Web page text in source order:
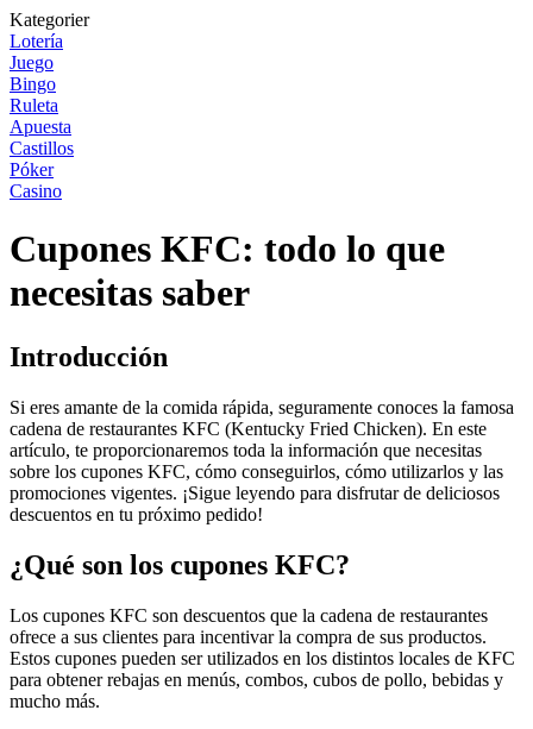
Kategorier
Lotería
Juego
Bingo
Ruleta
Apuesta
Castillos
Póker
Casino
Cupones KFC: todo lo que
necesitas saber
Introducción
Si eres amante de la comida rápida, seguramente conoces la famosa
cadena de restaurantes KFC (Kentucky Fried Chicken). En este
artículo, te proporcionaremos toda la información que necesitas
sobre los cupones KFC, cómo conseguirlos, cómo utilizarlos y las
promociones vigentes. ¡Sigue leyendo para disfrutar de deliciosos
descuentos en tu próximo pedido!
¿Qué son los cupones KFC?
Los cupones KFC son descuentos que la cadena de restaurantes
ofrece a sus clientes para incentivar la compra de sus productos.
Estos cupones pueden ser utilizados en los distintos locales de KFC
para obtener rebajas en menús, combos, cubos de pollo, bebidas y
mucho más.